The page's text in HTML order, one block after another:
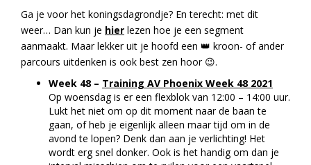
Ga je voor het koningsdagrondje? En terecht: met dit
weer… Dan kun je hier lezen hoe je een segment
aanmaakt. Maar lekker uit je hoofd een 👑 kroon- of ander
parcours uitdenken is ook best zen hoor 😉.
Week 48 – Training AV Phoenix Week 48 2021
Op woensdag is er een flexblok van 12:00 – 14:00 uur.
Lukt het niet om op dit moment naar de baan te
gaan, of heb je eigenlijk alleen maar tijd om in de
avond te lopen? Denk dan aan je verlichting! Het
wordt erg snel donker. Ook is het handig om dan je